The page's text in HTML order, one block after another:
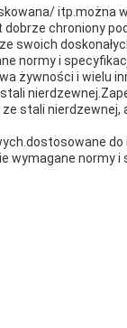
itp.można
chroniony
swoich
normy i
żywności i wielu
stali
wymagane normy